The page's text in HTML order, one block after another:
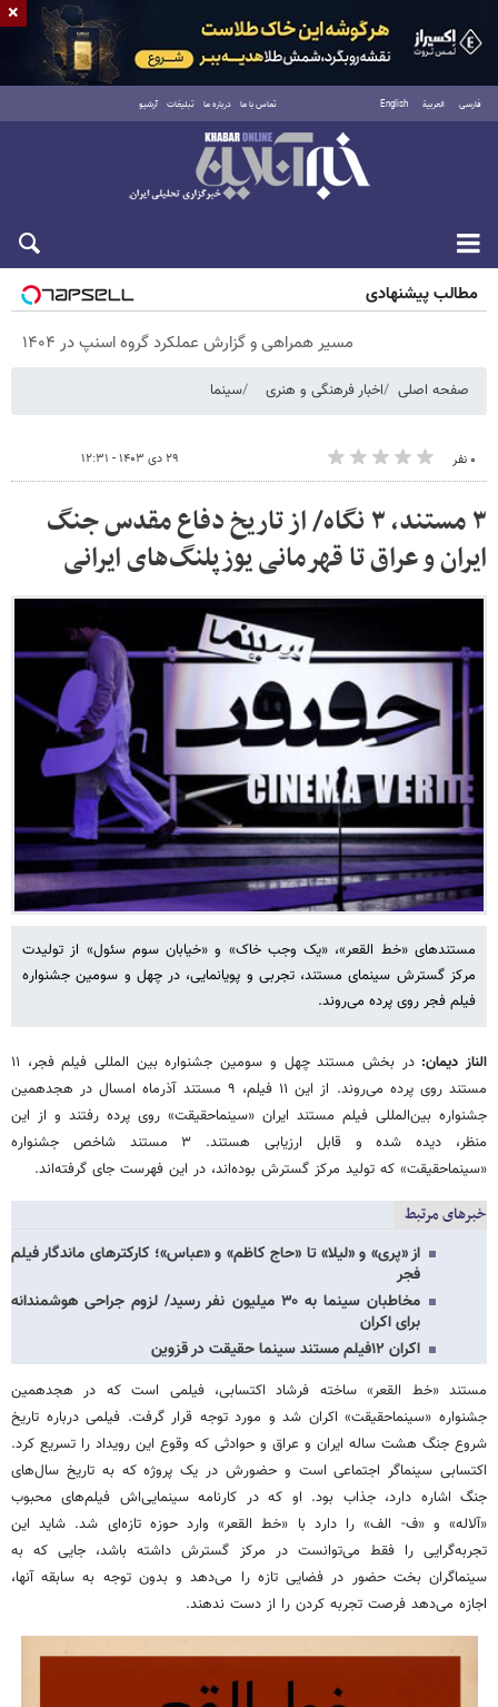
فارسی العربية English تماس با ما درباره ما تبلیغات آرشیو
پنجشنبه ۱۵ مرداد ۱۴۰۵
مطالب پیشنهادی
مسیر همراهی و گزارش عملکرد گروه اسنپ در ۱۴۰۴
صفحه اصلی اخبار فرهنگی و هنری سینما
۰ نفر ۲۹ دی ۱۴۰۳ - ۱۲:۳۱
۳ مستند، ۳ نگاه/ از تاریخ دفاع مقدس جنگ
ایران و عراق تا قهرمانی یوزپلنگ‌های ایرانی
مستندهای «خط القعر»، «یک وجب خاک» و «خیابان سوم سئول» از تولیدت
مرکز گسترش سینمای مستند، تجربی و پویانمایی، در چهل و سومین جشنواره
فیلم فجر روی پرده می‌روند.
الناز دیمان:
در بخش مستند چهل و سومین جشنواره بین المللی فیلم فجر، ۱۱
مستند روی پرده می‌روند. از این ۱۱ فیلم، ۹ مستند آذرماه امسال در هجدهمین
جشنواره بین‌المللی فیلم مستند ایران «سینماحقیقت» روی پرده رفتند و از این
منظر، دیده شده و قابل ارزیابی هستند. ۳ مستند شاخص جشنواره
«سینماحقیقت» که تولید مرکز گسترش بوده‌اند، در این فهرست جای گرفته‌اند.
خبرهای مرتبط
از «پری» و «لیلا» تا «حاج کاظم» و «عباس»؛ کارکترهای ماندگار فیلم
فجر
مخاطبان سینما به ۳۰ میلیون نفر رسید/ لزوم جراحی هوشمندانه
برای اکران
اکران ۱۲فیلم مستند سینما حقیقت در قزوین
مستند «خط القعر» ساخته فرشاد اکتسابی، فیلمی است که در هجدهمین
جشنواره «سینماحقیقت» اکران شد و مورد توجه قرار گرفت. فیلمی درباره تاریخ
شروع جنگ هشت ساله ایران و عراق و حوادثی که وقوع این رویداد را تسریع کرد.
اکتسابی سینماگر اجتماعی است و حضورش در یک پروژه که به تاریخ سال‌های
جنگ اشاره دارد، جذاب بود. او که در کارنامه سینمایی‌اش فیلم‌های محبوب
«آلاله» و «ف- الف» را دارد با «خط القعر» وارد حوزه تازه‌ای شد. شاید این
تجربه‌گرایی را فقط می‌توانست در مرکز گسترش داشته باشد، جایی که به
سینماگران بخت حضور در فضایی تازه را می‌دهد و بدون توجه به سابقه آنها،
اجازه می‌دهد فرصت تجربه‌ کردن را از دست ندهند.
×